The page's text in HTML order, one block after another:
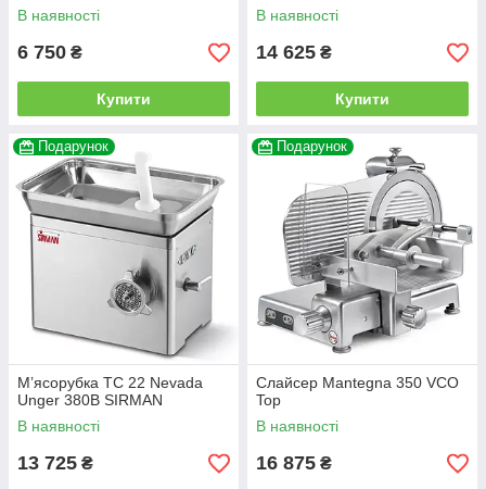
В наявності
6 750 ₴
Купити
В наявності
14 625 ₴
Купити
Подарунок
М’ясорубка TC 22 Nevada
Unger 380В SIRMAN
В наявності
13 725 ₴
Подарунок
Слайсер Mantegna 350 VCO
Top
В наявності
16 875 ₴